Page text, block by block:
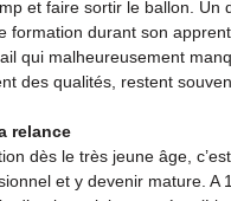
et faire sortir le ballon. Un
formation durant son
qui malheureusement
des qualités, restent
relance
dès le très jeune âge,
et y devenir mature. A